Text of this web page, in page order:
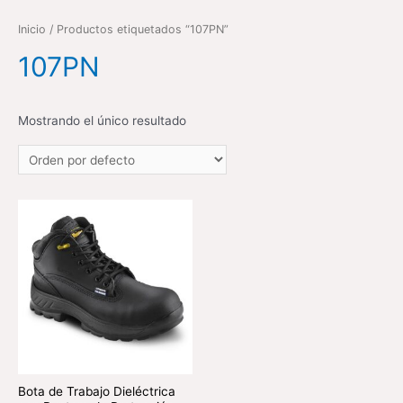
Inicio / Productos etiquetados “107PN”
107PN
Mostrando el único resultado
Bota de Trabajo Dieléctrica